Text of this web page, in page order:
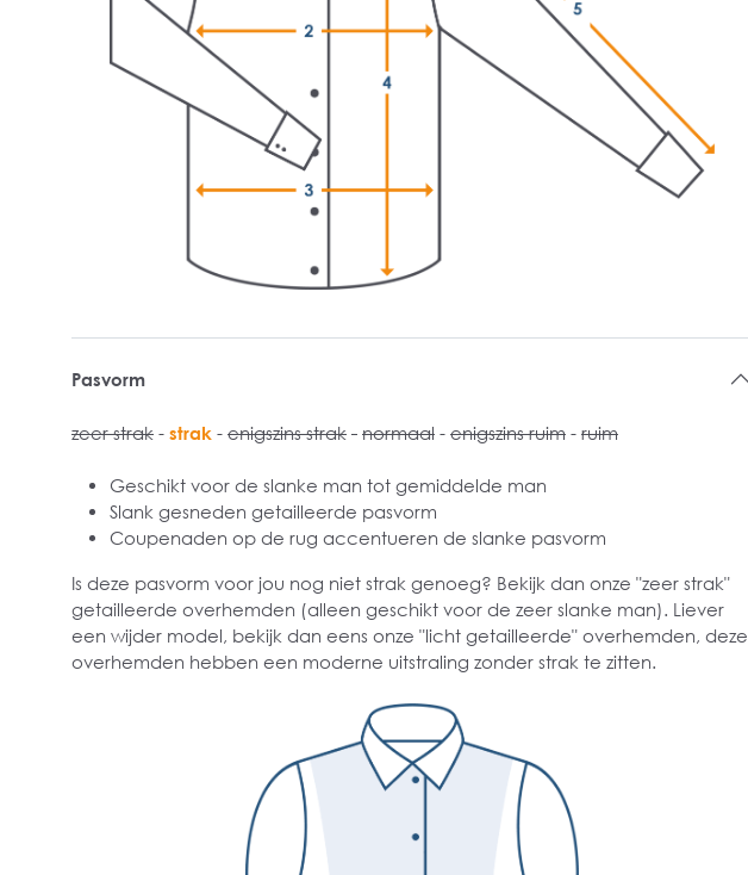
Pasvorm
zeer strak - strak - enigszins strak - normaal - enigszins ruim - ruim
Geschikt voor de slanke man tot gemiddelde man
Slank gesneden getailleerde pasvorm
Coupenaden op de rug accentueren de slanke pasvorm
Is deze pasvorm voor jou nog niet strak genoeg? Bekijk dan onze "zeer strak"
getailleerde overhemden (alleen geschikt voor de zeer slanke man). Liever
een wijder model, bekijk dan eens onze "licht getailleerde" overhemden, deze
overhemden hebben een moderne uitstraling zonder strak te zitten.